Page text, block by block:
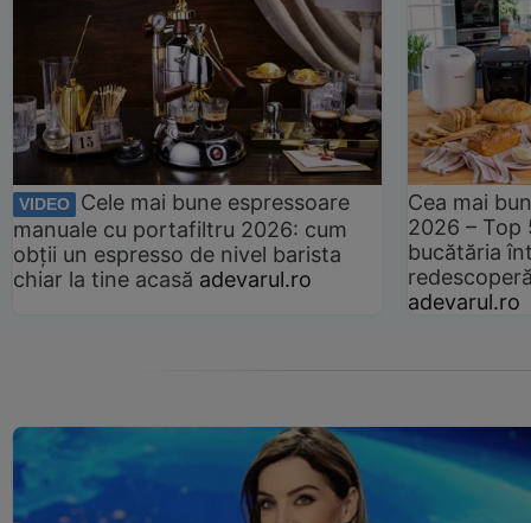
VIDEO
Cele mai bune espressoare
manuale cu portafiltru 2026: cum
obții un espresso de nivel barista
chiar la tine acasă adevarul.ro
Cea mai
2026 –
bucătăria
adevarul.ro